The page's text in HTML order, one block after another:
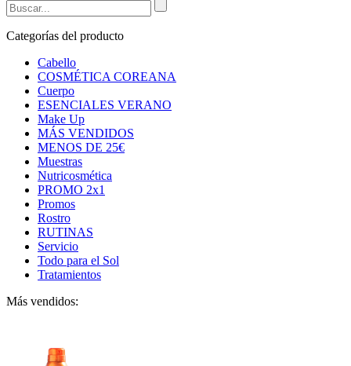
Categorías del producto
Cabello
COSMÉTICA COREANA
Cuerpo
ESENCIALES VERANO
Make Up
MÁS VENDIDOS
MENOS DE 25€
Muestras
Nutricosmética
PROMO 2x1
Promos
Rostro
RUTINAS
Servicio
Todo para el Sol
Tratamientos
Más vendidos: